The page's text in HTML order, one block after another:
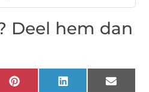
Deel hem dan
Pinterest LinkedIn Email